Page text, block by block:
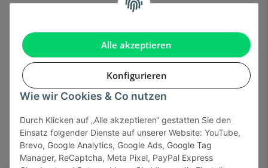
Alle akzeptieren
Konfigurieren
Wie wir Cookies & Co nutzen
Durch Klicken auf „Alle akzeptieren“ gestatten Sie den
Einsatz folgender Dienste auf unserer Website: YouTube,
Brevo, Google Analytics, Google Ads, Google Tag
Manager, ReCaptcha, Meta Pixel, PayPal Express
Informationen
Gesetzliche Informationen
Sicher bezahlen via: